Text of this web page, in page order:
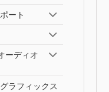
ート
ーディオ
ラフィックス